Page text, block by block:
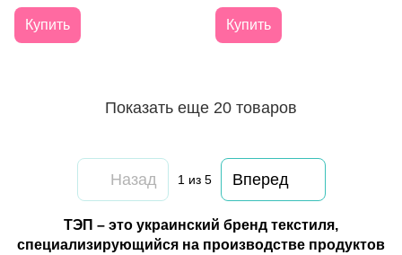
Купить Купить
Показать еще 20 товаров
Назад 1из 5 Вперед
ТЭП – это украинский бренд текстиля,
специализирующийся на производстве продуктов